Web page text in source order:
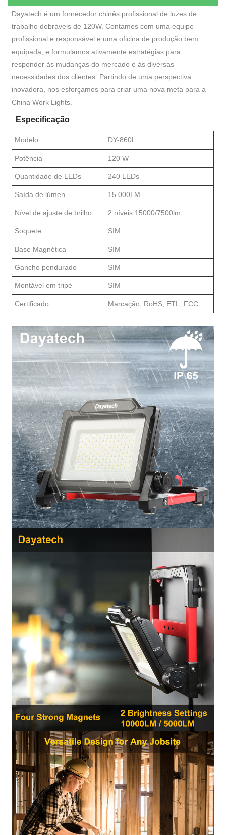
Dayatech é um fornecedor chinês profissional de luzes de
trabalho dobráveis ​​de 120W. Contamos com uma equipe
profissional e responsável e uma oficina de produção bem
equipada, e formulamos ativamente estratégias para
responder às mudanças do mercado e às diversas
necessidades dos clientes. Partindo de uma perspectiva
inovadora, nos esforçamos para criar uma nova meta para a
China Work Lights.
Especificação
Modelo DY-860L
Potência 120 W
Quantidade de LEDs 240 LEDs
Saída de lúmen 15.000LM
Nível de ajuste de brilho 2 níveis 15000/7500lm
Soquete SIM
Base Magnética SIM
Gancho pendurado SIM
Montável em tripé SIM
Certificado Marcação, RoHS, ETL, FCC